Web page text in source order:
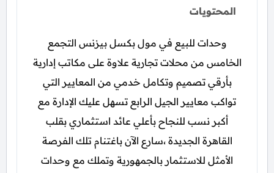
المحتويات
وحدات للبيع في مول بكسل بيزنس التجمع
الخامس من محلات تجارية علاوة على مكاتب إدارية
بأرقي تصميم وتكامل خدمي من المعايير التي
تواكب معايير الجيل الرابع تسهل عليك الإدارة مع
أكبر نسب للنجاح بأعلي عائد استثماري بقلب
القاهرة الجديدة ،سارع الآن باغتنام تلك الفرصة
الأمثل للاستثمار بالجمهورية وتملك مع وحدات